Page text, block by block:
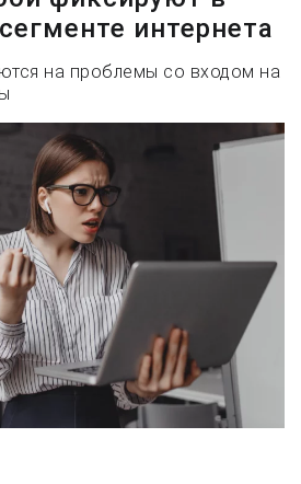
интернета
на проблемы со входом на